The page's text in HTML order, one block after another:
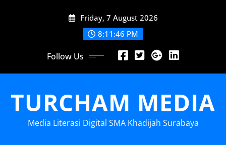
Friday, 7 August 2026
8:11:48 PM
Follow Us
TURCHAM MEDIA
Media Literasi Digital SMA Khadijah Surabaya